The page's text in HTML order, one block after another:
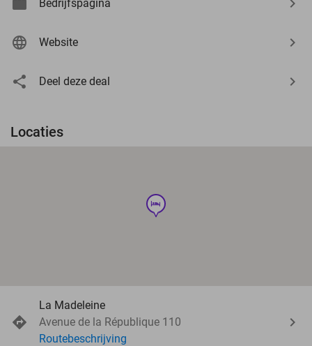
Bedrijfspagina
Website
Deel deze deal
Locaties
hotel
La Madeleine
Avenue de la République 110
Routebeschrijving